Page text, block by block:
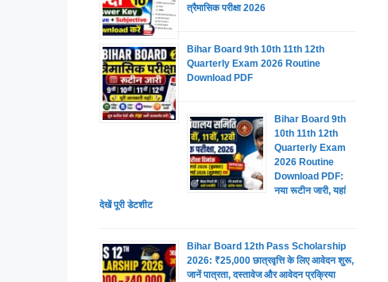
त्रैमासिक परीक्षा 2026
Bihar Board 9th 10th 11th 12th
Quarterly Exam 2026 Routine
Download PDF
Bihar Board 9th
10th 11th 12th
Quarterly Exam
2026 Routine
Download PDF:
नया रूटीन जारी, यहां
देखें पूरी डेटशीट
Bihar Board 12th Pass Scholarship
2026: ₹25,000 छात्रवृत्ति के लिए आवेदन शुरू,
जानें पात्रता, दस्तावेज और आवेदन प्रक्रिया